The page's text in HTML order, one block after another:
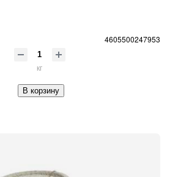
4605500247953
кг
В корзину